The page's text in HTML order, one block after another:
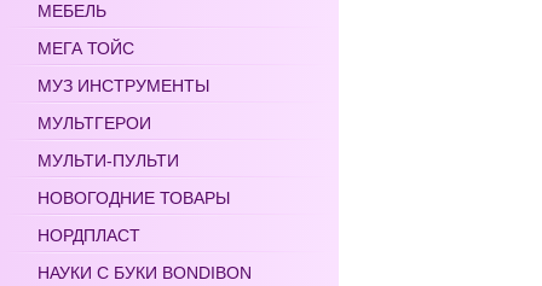
МЕБЕЛЬ
МЕГА ТОЙС
МУЗ ИНСТРУМЕНТЫ
МУЛЬТГЕРОИ
МУЛЬТИ-ПУЛЬТИ
НОВОГОДНИЕ ТОВАРЫ
НОРДПЛАСТ
НАУКИ С БУКИ BONDIBON